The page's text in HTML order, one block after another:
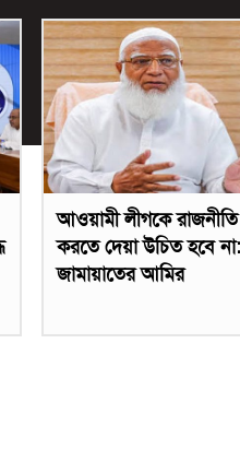
আওয়ামী লীগকে রাজনীতি
করতে দেয়া উচিত হবে না:
জামায়াতের আমির